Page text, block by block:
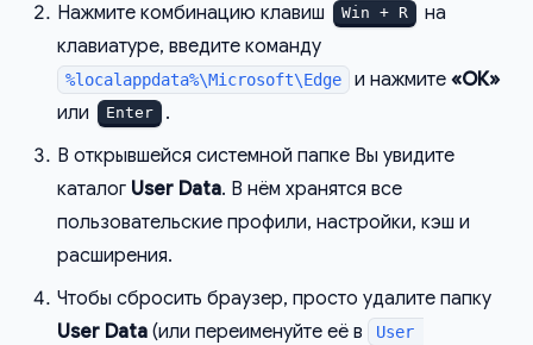
Нажмите комбинацию клавиш
Win + R
на
клавиатуре, введите команду
%localappdata%\Microsoft\Edge и нажмите «ОК»
или
Enter
.
В открывшейся системной папке Вы увидите
каталог User Data. В нём хранятся все
пользовательские профили, настройки, кэш и
расширения.
Чтобы сбросить браузер, просто удалите папку
User Data (или переименуйте её в
User